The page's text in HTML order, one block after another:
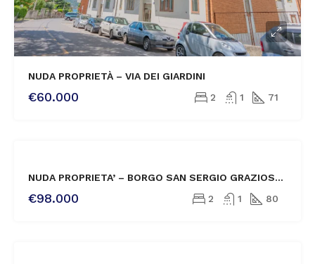
NUDA PROPRIETÀ – VIA DEI GIARDINI
€60.000 2 1 71
NUDA PROPRIETA’ – BORGO SAN SERGIO GRAZIOSO TRILOCALE CON BALCONCINO
€98.000 2 1 80